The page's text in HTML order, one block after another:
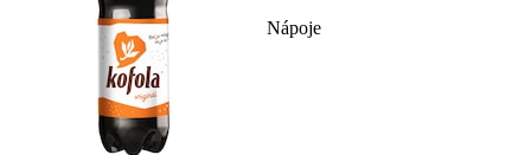
Nápoje